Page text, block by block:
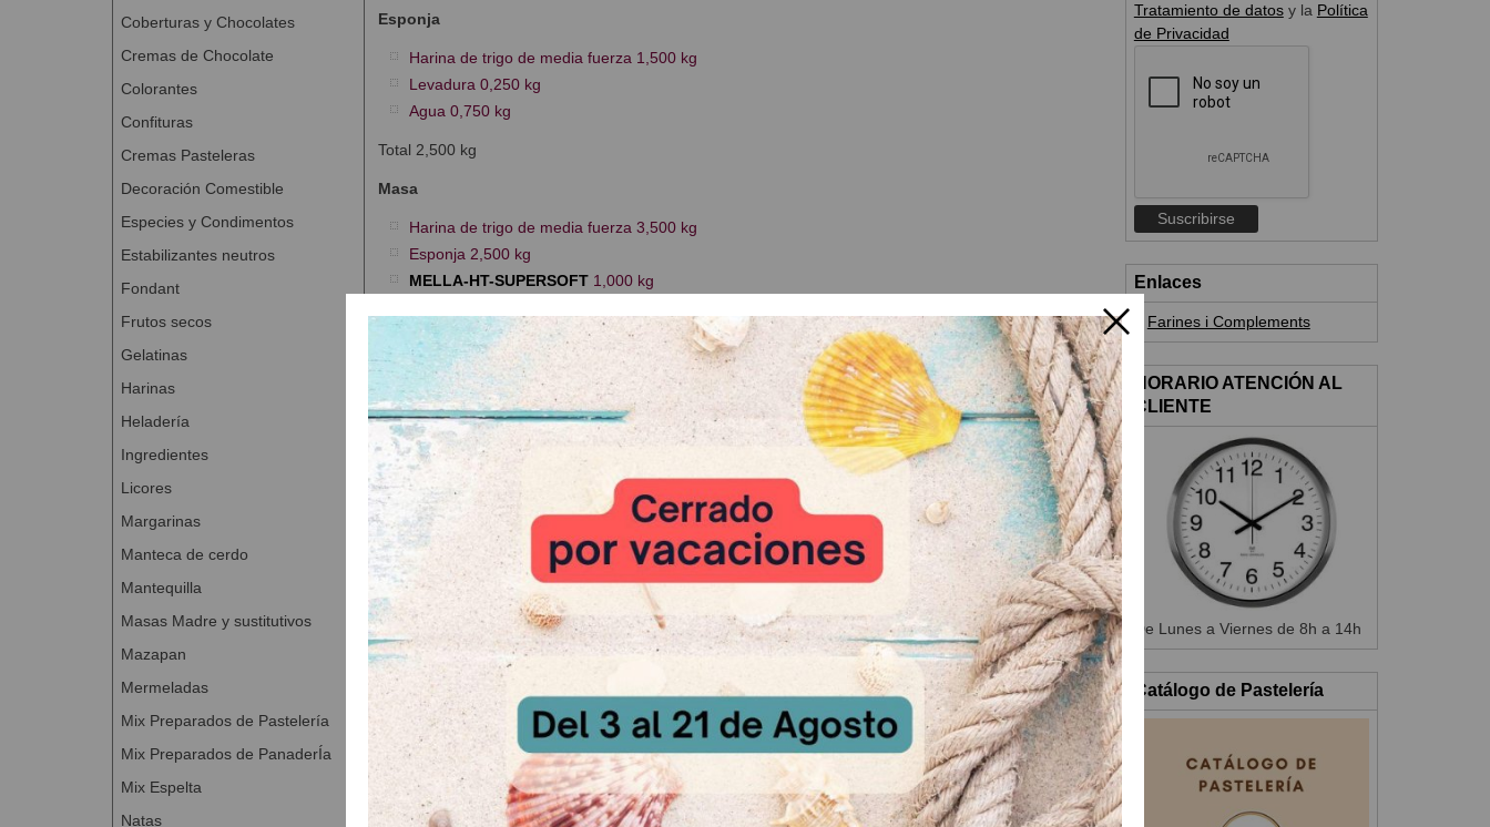
Coberturas y Chocolates
Cremas de Chocolate
Colorantes
Confituras
Cremas Pasteleras
Decoración Comestible
Especies y Condimentos
Estabilizantes neutros
Fondant
Frutos secos
Gelatinas
Harinas
Heladería
Ingredientes
Licores
Margarinas
Manteca de cerdo
Mantequilla
Masas Madre y sustitutivos
Mazapan
Mermeladas
Mix Preparados de Pastelería
Mix Preparados de PanaderÍa
Mix Espelta
Natas
Esponja
Harina de trigo de media fuerza 1,500 kg
Levadura 0,250 kg
Agua 0,750 kg
Total 2,500 kg
Masa
Harina de trigo de media fuerza 3,500 kg
Esponja 2,500 kg
MELLA-HT-SUPERSOFT1,000 kg
Huevo 0,800 kg
Azúcar 0,600 kg
CITROPERL
0,050 kg
ORAPERL0,040 kg
AROMA ANÍS
0,035 kg
Levadura 0,125 kg
Agua 0,700 kg
Total 10,000 kg
Relleno de crema
LA VÉNUS
0,350 kg
AROMA CANELA0,002 kg
AROMA LIMÓN EUROPA
Agua o leche 1,000 kg
Total 1,354 kg
Proceso de elaboración
Amasar los ingredientes hasta conseguir una masa fina.
Tratamiento de datosy la Política
de Privacidad
Enlaces
Farines i Complements
HORARIO ATENCIÓN AL
CLIENTE
De Lunes a Viernes de 8h a 14h
Catálogo de Pastelería